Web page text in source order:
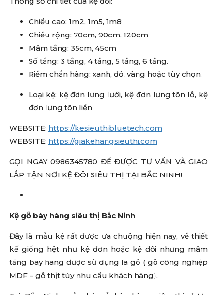
Chiều cao: 1m2, 1m5, 1m8
Chiều rộng: 70cm, 90cm, 120cm
Mâm tầng: 35cm, 45cm
Số tầng: 3 tầng, 4 tầng, 5 tầng, 6 tầng.
Riềm chắn hàng: xanh, đỏ, vàng hoặc tùy chọn.
Loại kệ: kệ đơn lưng lưới, kệ đơn lưng tôn lỗ, kệ
đơn lưng tôn liền
WEBSITE: https://kesieuthibluetech.com
WEBSITE: https://giakehangsieuthi.com
GỌI NGAY 0986345780 ĐỂ ĐƯỢC TƯ VẤN VÀ GIAO
LẮP TẬN NƠI KỆ ĐÔI SIÊU THỊ TẠI BẮC NINH!
Kệ gỗ bày hàng siêu thị Bắc Ninh
Đây là mẫu kệ rất được ưa chuộng hiện nay, về thiết
kế giống hệt như kệ đơn hoặc kệ đôi nhưng mâm
tầng bày hàng được sử dụng là gỗ ( gỗ công nghiệp
MDF – gỗ thịt tùy nhu cầu khách hàng).